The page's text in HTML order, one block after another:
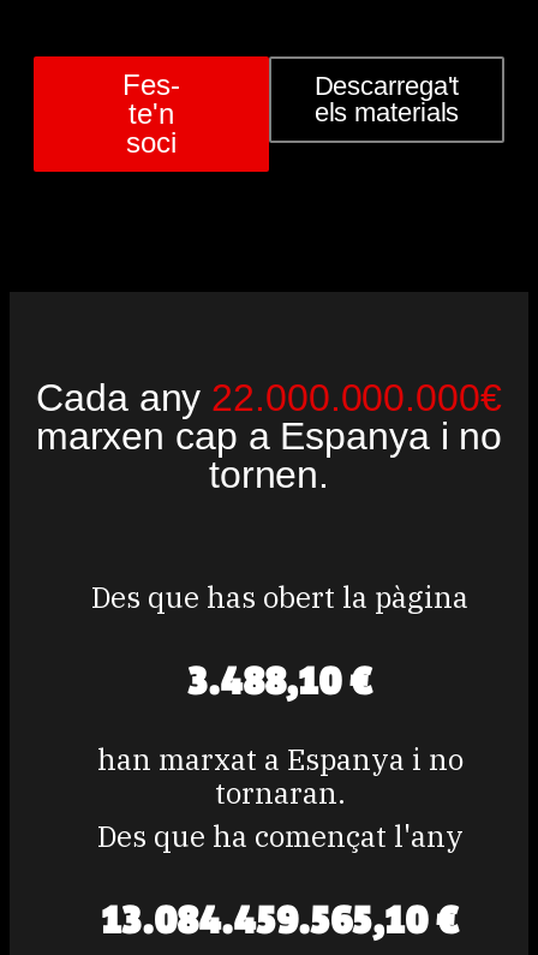
Descarrega't
els materials
Fes-
te'n
soci
Cada any 22.000.000.000€
marxen cap a Espanya i no
tornen.